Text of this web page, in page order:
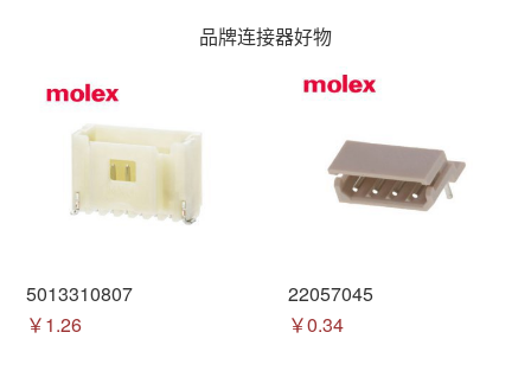
品牌连接器好物
5013310807
￥1.26
22057045
￥0.34